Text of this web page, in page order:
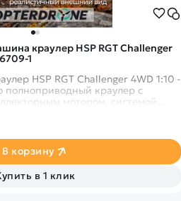
краулер HSP RGT Challenger
1
HSP RGT Challenger 4WD 1:10 -
полноприводный краулер с
мотором, системой
энергоемкой подвеской.
В корзину
в 1 клик